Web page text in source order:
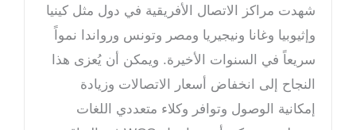
شهدت مراكز الاتصال الأفريقية في دول مثل كينيا
وإثيوبيا وغانا ونيجيريا ومصر وتونس ورواندا نمواً
سريعاً في السنوات الأخيرة. ويمكن أن يُعزى هذا
النجاح إلى انخفاض أسعار الاتصالات وزيادة
إمكانية الوصول وتوافر وكلاء متعددي اللغات